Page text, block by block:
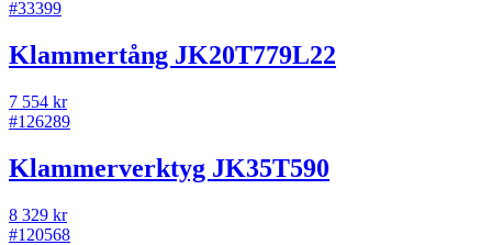
#33399
Klammertång JK20T779L22
7 554 kr
#126289
Klammerverktyg JK35T590
8 329 kr
#120568